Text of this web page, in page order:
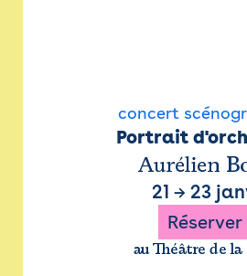
concert
Portrait
Aurélien
21 → 23
Réserver
au Théâtre de